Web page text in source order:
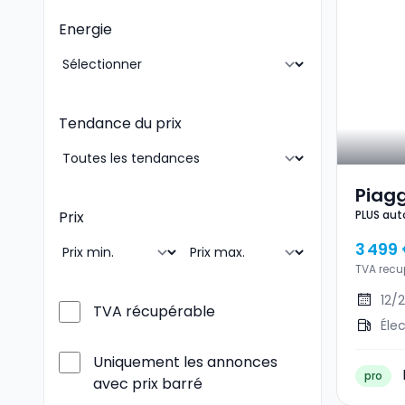
Energie
Tendance du prix
Prix
TVA récupérable
Uniquement les annonces
avec prix barré
En
PLUS
3 499
TVA
12/
pro